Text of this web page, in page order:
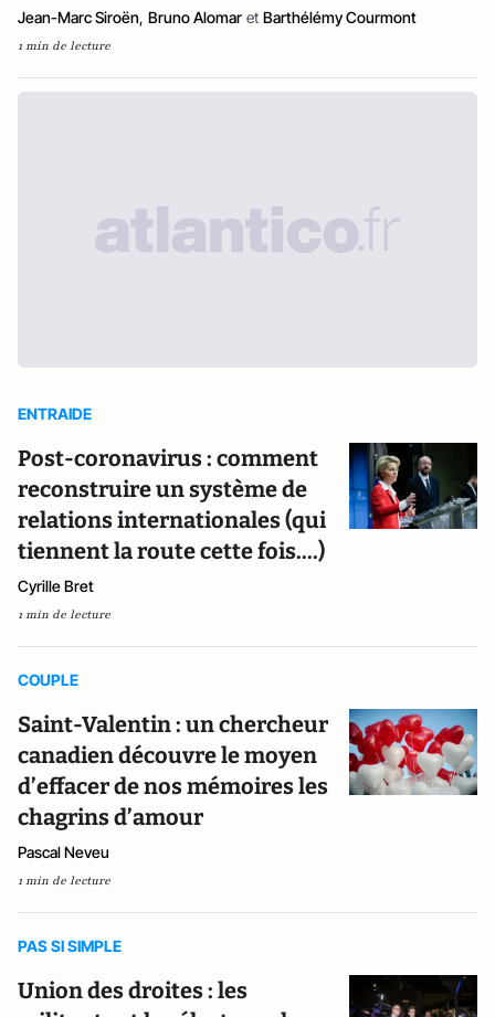
Jean-Marc Siroën, Bruno Alomar et Barthélémy Courmont
1 min de lecture
ENTRAIDE
Post-coronavirus : comment
reconstruire un système de
relations internationales (qui
tiennent la route cette fois....)
Cyrille Bret
1 min de lecture
COUPLE
Saint-Valentin : un chercheur
canadien découvre le moyen
d’effacer de nos mémoires les
chagrins d’amour
Pascal Neveu
1 min de lecture
PAS SI SIMPLE
Union des droites : les